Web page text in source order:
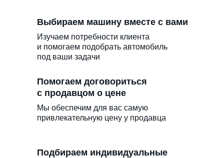
Подбираем индивидуальные
Помогаем договориться
с продавцом о цене
Мы обеспечим для вас самую
привлекательную цену у продавца
Выбираем машину вместе с вами
Изучаем потребности клиента
и помогаем подобрать автомобиль
под ваши задачи